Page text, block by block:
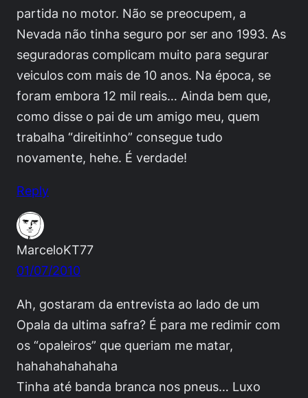
partida no motor. Não se preocupem, a
Nevada não tinha seguro por ser ano 1993. As
seguradoras complicam muito para segurar
veiculos com mais de 10 anos. Na época, se
foram embora 12 mil reais… Ainda bem que,
como disse o pai de um amigo meu, quem
trabalha “direitinho” consegue tudo
novamente, hehe. É verdade!
Reply
MarceloKT77
01/07/2010
Ah, gostaram da entrevista ao lado de um
Opala da ultima safra? É para me redimir com
os “opaleiros” que queriam me matar,
hahahahahahaha
Tinha até banda branca nos pneus… Luxo